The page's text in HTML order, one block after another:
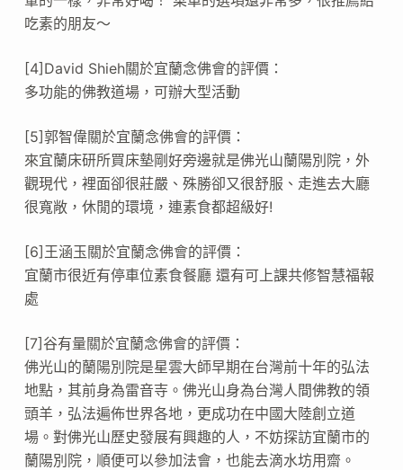
吃素的朋友～
[4]David Shieh關於宜蘭念佛會的評價：
多功能的佛教道場，可辦大型活動
[5]郭智偉關於宜蘭念佛會的評價：
來宜蘭床研所買床墊剛好旁邊就是佛光山蘭陽別院，外
觀現代，裡面卻很莊嚴、殊勝卻又很舒服、走進去大廳
很寬敞，休閒的環境，連素食都超級好!
[6]王涵玉關於宜蘭念佛會的評價：
宜蘭市很近有停車位素食餐廳 還有可上課共修智慧福報
處
[7]谷有量關於宜蘭念佛會的評價：
佛光山的蘭陽別院是星雲大師早期在台灣前十年的弘法
地點，其前身為雷音寺。佛光山身為台灣人間佛教的領
頭羊，弘法遍佈世界各地，更成功在中國大陸創立道
場。對佛光山歷史發展有興趣的人，不妨探訪宜蘭市的
蘭陽別院，順便可以參加法會，也能去滴水坊用齋。